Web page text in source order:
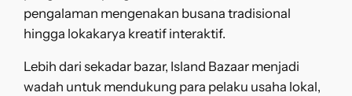
pengalaman mengenakan busana tradisional
hingga lokakarya kreatif interaktif.
Lebih dari sekadar bazar, Island Bazaar menjadi
wadah untuk mendukung para pelaku usaha lokal,